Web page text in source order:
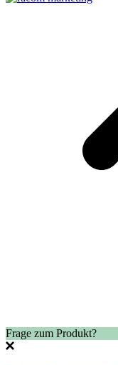
Frage zum Produkt?